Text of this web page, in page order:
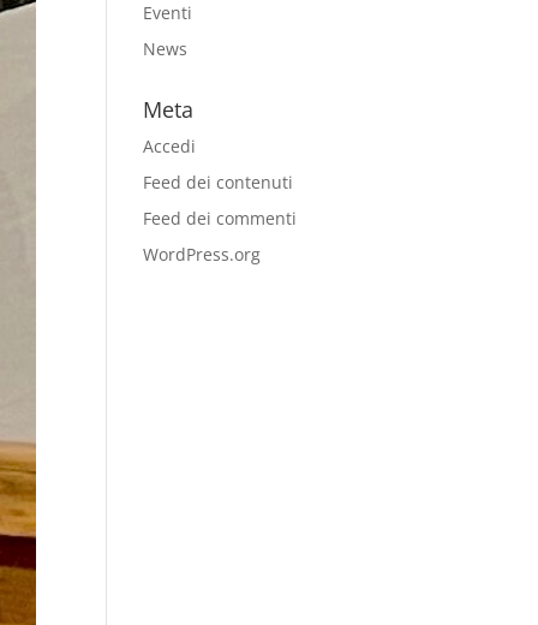
Eventi
News
Meta
Accedi
Feed dei contenuti
Feed dei commenti
WordPress.org